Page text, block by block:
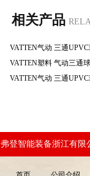
相关产品
登智能装备浙江有限